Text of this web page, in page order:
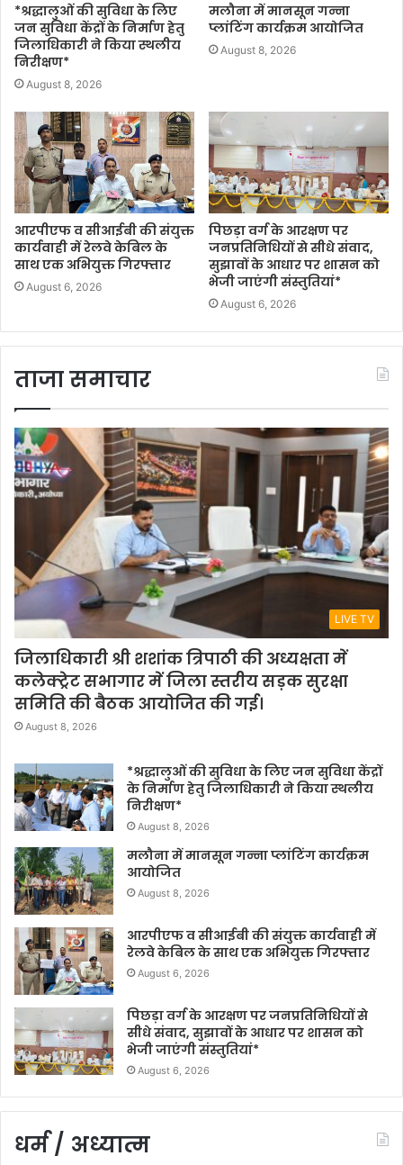
*श्रद्धालुओं की सुविधा के लिए
जन सुविधा केंद्रों के निर्माण हेतु
जिलाधिकारी ने किया स्थलीय
निरीक्षण*
August 8, 2026
मलौना में मानसून गन्ना
प्लांटिंग कार्यक्रम आयोजित
August 8, 2026
आरपीएफ व सीआईबी की संयुक्त
कार्यवाही में रेलवे केबिल के
साथ एक अभियुक्त गिरफ्तार
August 6, 2026
पिछड़ा वर्ग के आरक्षण पर
जनप्रतिनिधियों से सीधे संवाद,
सुझावों के आधार पर शासन को
भेजी जाएंगी संस्तुतियां*
August 6, 2026
ताजा समाचार
LIVE TV
जिलाधिकारी श्री शशांक त्रिपाठी की अध्यक्षता में
कलेक्ट्रेट सभागार में जिला स्तरीय सड़क सुरक्षा
समिति की बैठक आयोजित की गई।
August 8, 2026
*श्रद्धालुओं की सुविधा के लिए जन सुविधा केंद्रों
के निर्माण हेतु जिलाधिकारी ने किया स्थलीय
निरीक्षण*
August 8, 2026
मलौना में मानसून गन्ना प्लांटिंग कार्यक्रम
आयोजित
August 8, 2026
आरपीएफ व सीआईबी की संयुक्त कार्यवाही में
रेलवे केबिल के साथ एक अभियुक्त गिरफ्तार
August 6, 2026
पिछड़ा वर्ग के आरक्षण पर जनप्रतिनिधियों से
सीधे संवाद, सुझावों के आधार पर शासन को
भेजी जाएंगी संस्तुतियां*
August 6, 2026
धर्म / अध्यात्म